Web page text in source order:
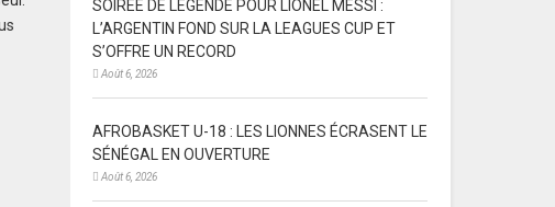
SOIRÉE DE LÉGENDE POUR LIONEL MESSI :
L’ARGENTIN FOND SUR LA LEAGUES CUP ET
S’OFFRE UN RECORD
Août 6, 2026
AFROBASKET U-18 : LES LIONNES ÉCRASENT LE
SÉNÉGAL EN OUVERTURE
Août 6, 2026